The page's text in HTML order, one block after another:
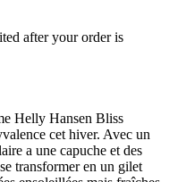
after your order is
Helly Hansen Bliss
cet hiver. Avec un
a une capuche et des
transformer en un gilet